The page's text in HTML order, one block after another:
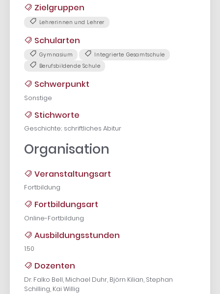
Zielgruppen
Lehrerinnen und Lehrer
Schularten
Gymnasium
Integrierte Gesamtschule
Berufsbildende Schule
Schwerpunkt
Sonstige
Stichworte
Geschichte; schriftliches Abitur
Organisation
Veranstaltungsart
Fortbildung
Fortbildungsart
Online-Fortbildung
Ausbildungsstunden
1.50
Dozenten
Dr. Falko Bell, Michael Duhr, Björn Kilian, Stephan
Schilling, Kai Willig